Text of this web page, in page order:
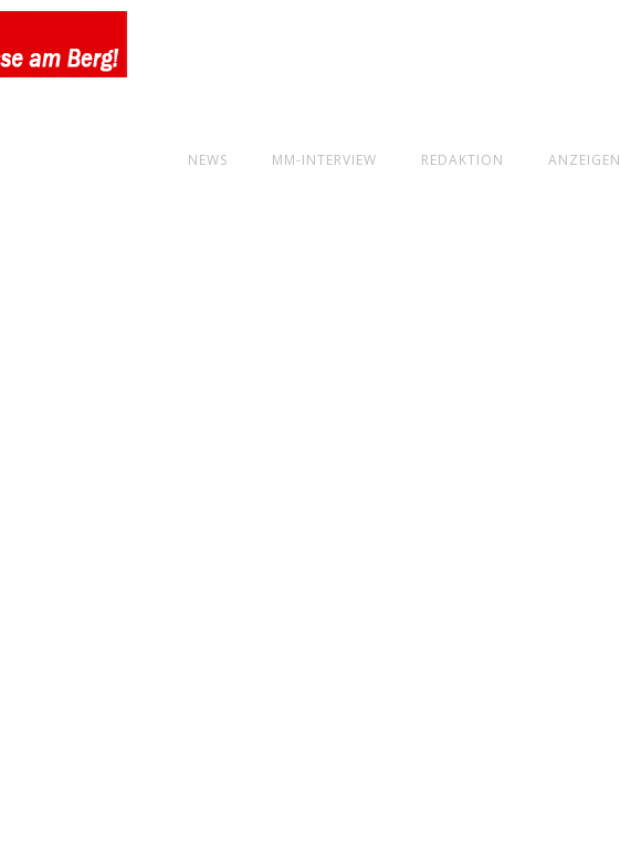
NEWS MM-INTERVIEW REDAKTION ANZEIGEN